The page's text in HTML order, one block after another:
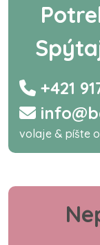
+421
volaje & píšte